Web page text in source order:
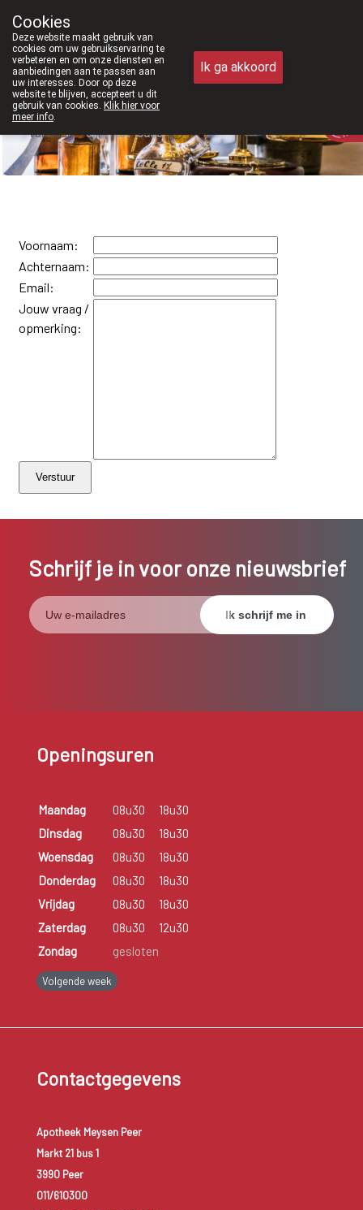
011/610300
Vandaag open tot 18u30
Voornaam:
Achternaam:
Email:
Jouw vraag /
opmerking:
Schrijf je in voor onze nieuwsbrief
Openingsuren
Maandag 08u30
18u30
Dinsdag
08u30
18u30
Woensdag
08u30
18u30
Donderdag
08u30
18u30
Vrijdag
08u30
18u30
Zaterdag
08u30
12u30
Zondag
gesloten
Volgende week
Contactgegevens
Apotheek Meysen Peer
Markt 21 bus 1
3990 Peer
011/610300
Cookies
Deze website maakt gebruik van
cookies om uw gebruikservaring te
verbeteren en om onze diensten en
aanbiedingen aan te passen aan
uw interesses. Door op deze
website te blijven, accepteert u dit
gebruik van cookies. Klik hier voor
meer info.
Ik ga akkoord